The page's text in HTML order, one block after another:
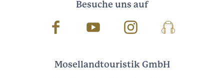
Besuche uns auf
Facebook Youtube InstagramPodcast
Mosellandtouristik GmbH